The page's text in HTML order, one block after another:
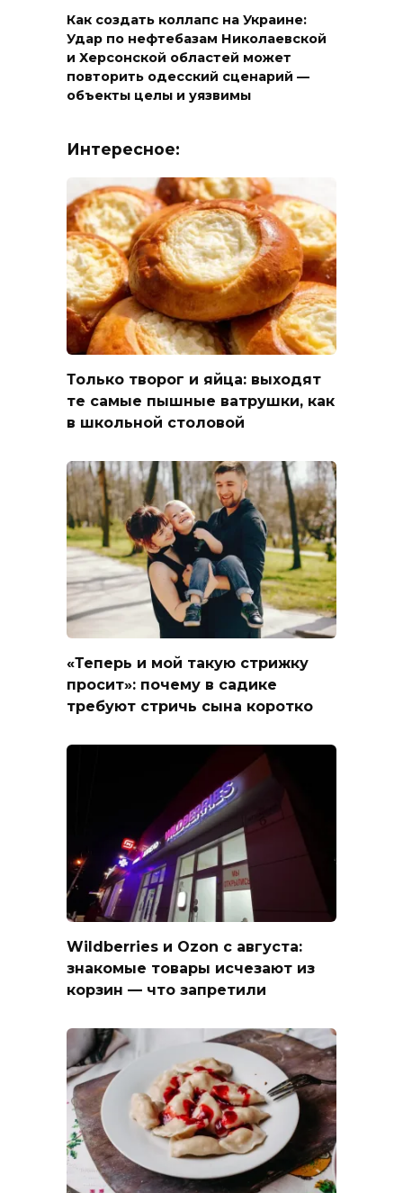
Как создать коллапс на Украине:
Удар по нефтебазам Николаевской
и Херсонской областей может
повторить одесский сценарий —
объекты целы и уязвимы
Интересное:
Только творог и яйца: выходят
те самые пышные ватрушки, как
в школьной столовой
«Теперь и мой такую стрижку
просит»: почему в садике
требуют стричь сына коротко
Wildberries и Ozon с августа:
знакомые товары исчезают из
корзин — что запретили